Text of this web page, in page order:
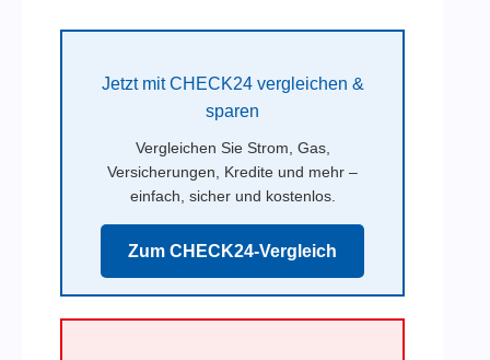
Jetzt mit CHECK24 vergleichen &
sparen
Vergleichen Sie Strom, Gas,
Versicherungen, Kredite und mehr –
einfach, sicher und kostenlos.
Zum CHECK24-Vergleich